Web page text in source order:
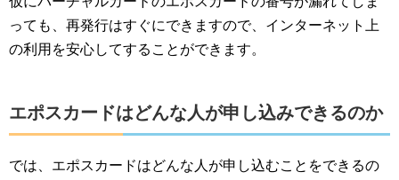
っても、再発行はすぐにできますので、インターネット上
の利用を安心してすることができます。
エポスカードはどんな人が申し込みできるのか
では、エポスカードはどんな人が申し込むことをできるの